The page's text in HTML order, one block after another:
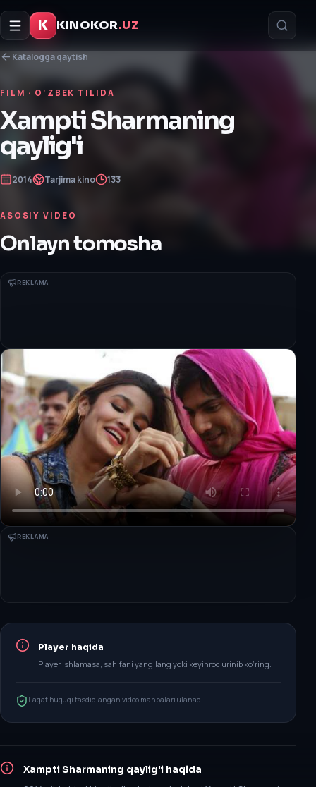
K KINOKOR.UZ
Katalogga qaytish
FILM · O‘ZBEK TILIDA
Xampti Sharmaning
qaylig'i
2014 Tarjima kino 133
ASOSIY VIDEO
Onlayn tomosha
REKLAMA
REKLAMA
Player haqida
Player ishlamasa, sahifani yangilang yoki keyinroq urinib ko‘ring.
Faqat huquqi tasdiqlangan video manbalari ulanadi.
Xampti Sharmaning qaylig'i haqida